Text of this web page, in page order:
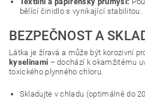
bělící činidlo s vynikající stabilitou.
BEZPEČNOST A
Látka je žíravá a může být korozivní
kyselinami – dochází k okamžitému
toxického plynného chloru.
Skladujte v chladu (optimálně do